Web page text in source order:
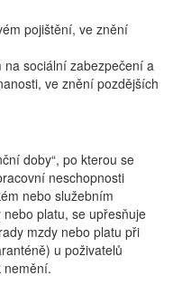
pojištění, ve znění
sociální zabezpečení a
ve znění pozdějších
doby“, po kterou se
neschopnosti
nebo služebním
platu, se upřesňuje
mzdy nebo platu při
u poživatelů
nemění.